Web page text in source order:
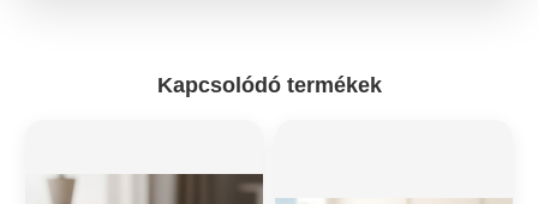
Kapcsolódó termékek